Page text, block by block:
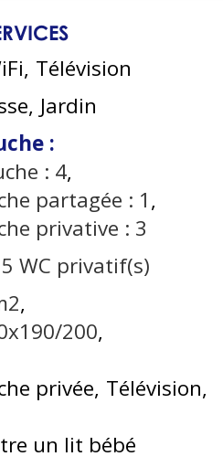
Télévision
Jardin
:
: 4
partagée : 1
privative : 3
5 WC privatif(s)
200
privée Télévision
un lit bébé